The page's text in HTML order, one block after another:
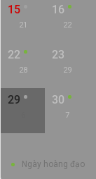
15
21
16
22
22
28
23
29
29 30
7
Ngày hoàng đạo